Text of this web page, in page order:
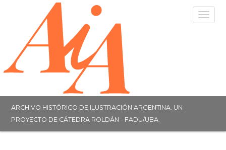
ARCHIVO HISTÓRICO DE ILUSTRACIÓN ARGENTINA. UN
PROYECTO DE CÁTEDRA ROLDÁN - FADU/UBA.